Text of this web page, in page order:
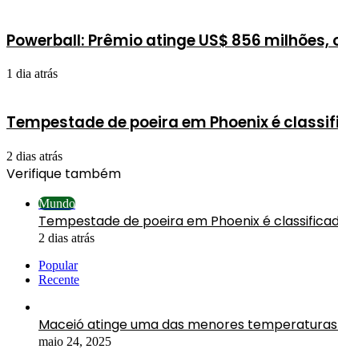
Powerball: Prêmio atinge US$ 856
1 dia atrás
Tempestade de poeira em Phoenix é
2 dias atrás
Verifique também
Mundo
Tempestade de poeira em Phoenix é
2 dias atrás
Popular
Recente
Maceió atinge uma das menores
maio 24, 2025